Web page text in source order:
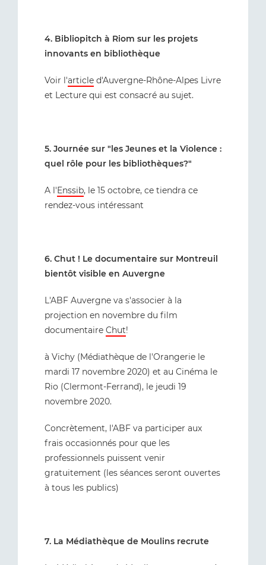
4. Bibliopitch à Riom sur les projets
innovants en bibliothèque
Voir l'article d'Auvergne-Rhône-Alpes Livre
et Lecture qui est consacré au sujet.
5. Journée sur "les Jeunes et la Violence :
quel rôle pour les bibliothèques?"
A l'Enssib, le 15 octobre, ce tiendra ce
rendez-vous intéressant
6. Chut ! Le documentaire sur Montreuil
bientôt visible en Auvergne
L'ABF Auvergne va s'associer à la
projection en novembre du film
documentaire Chut!
à Vichy (Médiathèque de l'Orangerie le
mardi 17 novembre 2020) et au Cinéma le
Rio (Clermont-Ferrand), le jeudi 19
novembre 2020.
Concrètement, l'ABF va participer aux
frais occasionnés pour que les
professionnels puissent venir
gratuitement (les séances seront ouvertes
à tous les publics)
7. La Médiathèque de Moulins recrute